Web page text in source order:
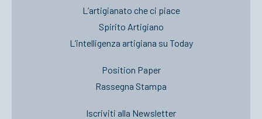
L’artigianato che ci piace
Spirito Artigiano
L’intelligenza artigiana su Today
Position Paper
Rassegna Stampa
Iscriviti alla Newsletter